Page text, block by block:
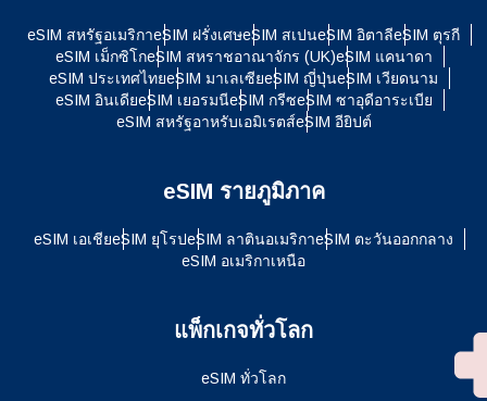
eSIM สหรัฐอเมริกาeSIM ฝรั่งเศษeSIM สเปนeSIM อิตาลีeSIM ตุรกี
eSIM เม็กซิโกeSIM สหราชอาณาจักร (UK)eSIM แคนาดา
eSIM ประเทศไทยeSIM มาเลเซียeSIM ญี่ปุ่นeSIM เวียดนาม
eSIM อินเดียeSIM เยอรมนีeSIM กรีซeSIM ซาอุดีอาระเบีย
eSIM สหรัฐอาหรับเอมิเรตส์eSIM อียิปต์
eSIM รายภูมิภาค
eSIM เอเชียeSIM ยุโรปeSIM ลาตินอเมริกาeSIM ตะวันออกกลาง
eSIM อเมริกาเหนือ
แพ็กเกจทั่วโลก
eSIM ทั่วโลก